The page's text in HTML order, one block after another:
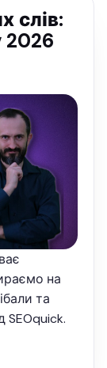
слів:
2026
на
та
SEOquick.